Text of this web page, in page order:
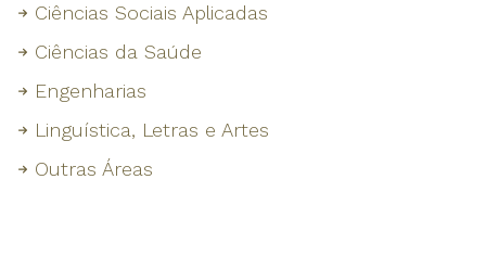
Ciências Sociais Aplicadas
Ciências da Saúde
Engenharias
Linguística, Letras e Artes
Outras Áreas